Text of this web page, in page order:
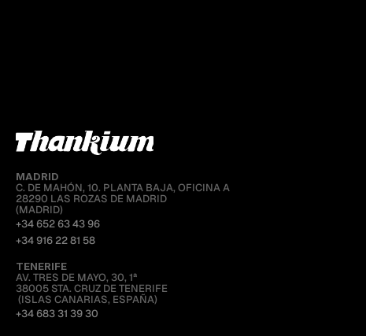
MADRID
C. DE MAHÓN, 10. PLANTA BAJA, OFICINA A
28290 LAS ROZAS DE MADRID
(MADRID)
+34 652 63 43 96
+34 916 22 81 58
TENERIFE
AV. TRES DE MAYO, 30, 1ª
38005 STA. CRUZ DE TENERIFE
(ISLAS CANARIAS, ESPAÑA)
+34 683 31 39 30